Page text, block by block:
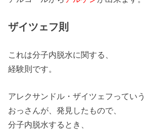
ザイツェフ則
これは分子内脱水に関する、
経験則です。
アレクサンドル・ザイツェフっていう
おっさんが、発見したもので、
分子内脱水するとき、